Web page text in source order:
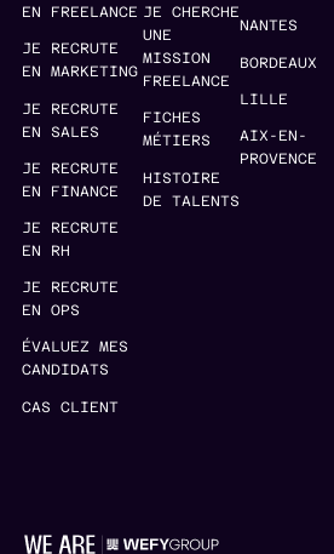
EN FREELANCE
JE RECRUTE
EN MARKETING
JE RECRUTE
EN SALES
JE RECRUTE
EN FINANCE
JE RECRUTE
EN RH
JE RECRUTE
EN OPS
ÉVALUEZ MES
CANDIDATS
CAS CLIENT
JE CHERCHE
UNE
MISSION
FREELANCE
FICHES
MÉTIERS
HISTOIRE
DE TALENTS
NANTES
BORDEAUX
LILLE
AIX-EN-
PROVENCE